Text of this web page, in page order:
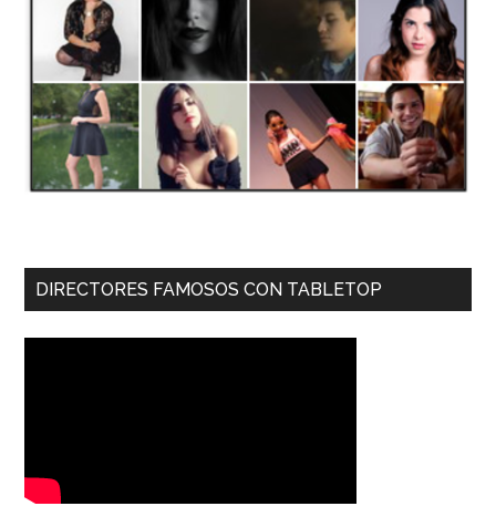
DIRECTORES FAMOSOS CON TABLETOP